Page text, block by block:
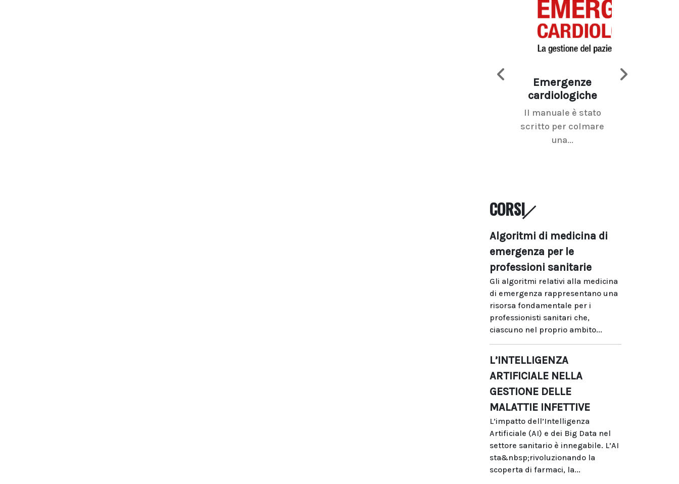
Emergenze
cardiologiche
Il manuale è stato
scritto per colmare
una...
CORSI
Algoritmi di medicina di
emergenza per le
professioni sanitarie
Gli algoritmi relativi alla medicina
di emergenza rappresentano una
risorsa fondamentale per i
professionisti sanitari che,
ciascuno nel proprio ambito...
L’INTELLIGENZA
ARTIFICIALE NELLA
GESTIONE DELLE
MALATTIE INFETTIVE
L’impatto dell’Intelligenza
Artificiale (AI) e dei Big Data nel
settore sanitario è innegabile. L’AI
sta&nbsp;rivoluzionando la
scoperta di farmaci, la...